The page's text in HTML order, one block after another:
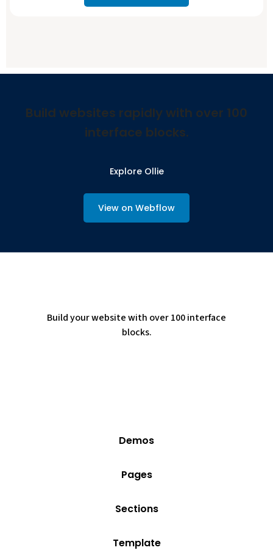
Build websites rapidly with over 100
interface blocks.
Explore Ollie
View on Webflow
Build your website with over 100 interface
blocks.
Demos
Pages
Sections
Template